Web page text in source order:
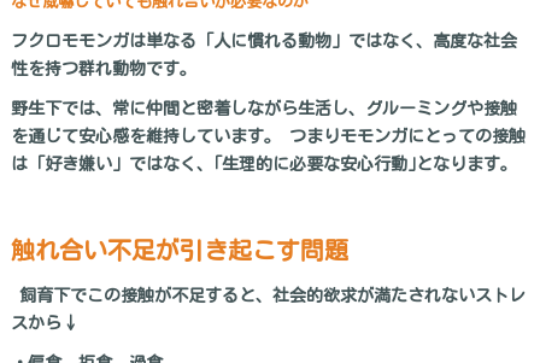
フクロモモンガは単なる「人に慣れる動物」ではなく、高度な社会
性を持つ群れ動物です。
野生下では、常に仲間と密着しながら生活し、グルーミングや接触
を通じて安心感を維持しています。 つまりモモンガにとっての接触
は「好き嫌い」ではなく、｢生理的に必要な安心行動｣となります。
触れ合い不足が引き起こす問題
飼育下でこの接触が不足すると、社会的欲求が満たされないストレ
スから↓